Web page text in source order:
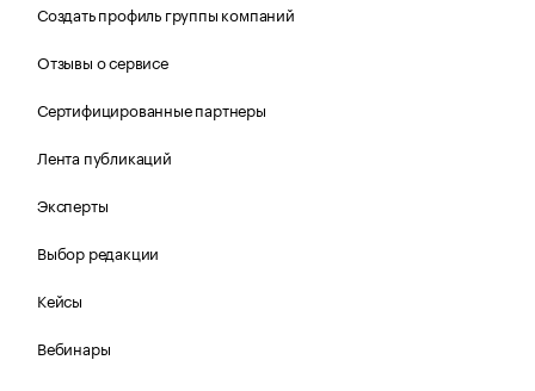
Создать профиль группы компаний
Отзывы о сервисе
Сертифицированные партнеры
Лента публикаций
Эксперты
Выбор редакции
Кейсы
Вебинары